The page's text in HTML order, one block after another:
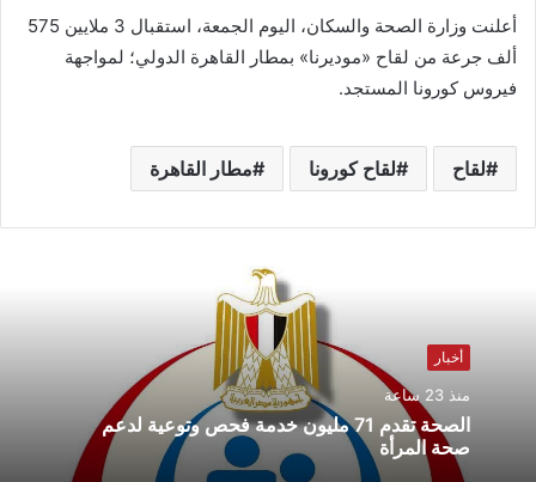
أعلنت وزارة الصحة والسكان، اليوم الجمعة، استقبال 3 ملايين 575
ألف جرعة من لقاح «موديرنا» بمطار القاهرة الدولي؛ لمواجهة
فيروس كورونا المستجد.
لقاح لقاح كورونا مطار القاهرة
أخبار
منذ 23 ساعة
الصحة تقدم 71 مليون خدمة فحص وتوعية لدعم
صحة المرأة